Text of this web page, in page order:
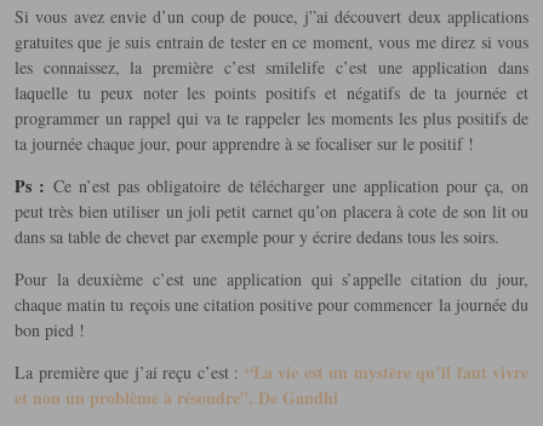
Si vous avez envie d’un coup de pouce, j”ai découvert deux applications
gratuites que je suis entrain de tester en ce moment, vous me direz si vous
les connaissez, la première c’est smilelife c’est une application dans
laquelle tu peux noter les points positifs et négatifs de ta journée et
programmer un rappel qui va te rappeler les moments les plus positifs de
ta journée chaque jour, pour apprendre à se focaliser sur le positif !
Ps : Ce n’est pas obligatoire de télécharger une application pour ça, on
peut très bien utiliser un joli petit carnet qu’on placera à cote de son lit ou
dans sa table de chevet par exemple pour y écrire dedans tous les soirs.
Pour la deuxième c’est une application qui s’appelle citation du jour,
chaque matin tu reçois une citation positive pour commencer la journée du
bon pied !
La première que j’ai reçu c’est : “La vie est un mystère qu’il faut vivre
et non un problème à résoudre”. De Gandhi